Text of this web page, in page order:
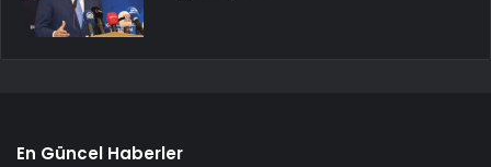
En Güncel Haberler